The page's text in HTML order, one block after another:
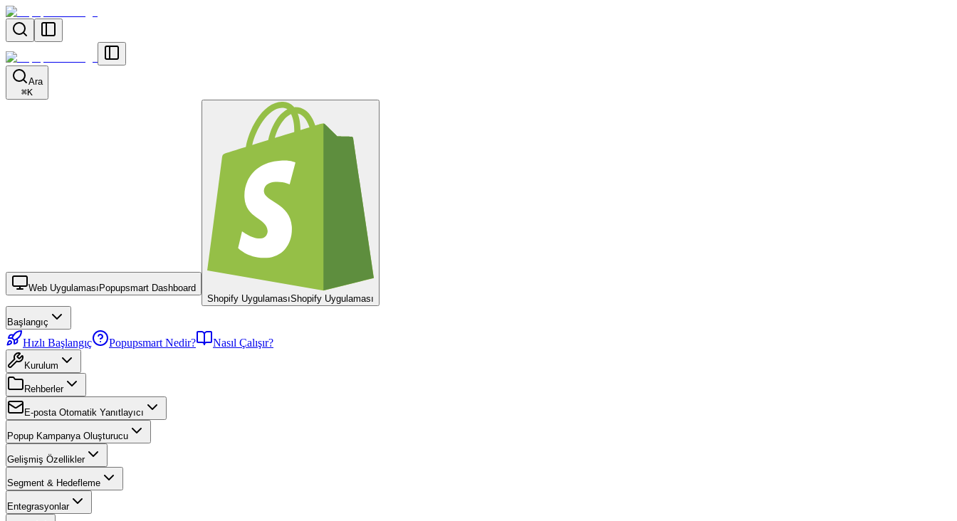
Ara
⌘K
Web Uygulaması Popupsmart Dashboard
Shopify UygulamasıShopify Uygulaması
Başlangıç
Hızlı Başlangıç Popupsmart Nedir? Nasıl Çalışır?
Kurulum
Rehberler
E-posta Otomatik Yanıtlayıcı
Popup Kampanya Oluşturucu
Gelişmiş Özellikler
Segment & Hedefleme
Entegrasyonlar